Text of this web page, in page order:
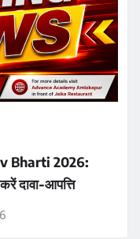
Bharti 2026:
दावा-आपत्ति